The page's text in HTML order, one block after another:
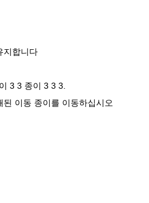
지합니다
3 3 종이 3 3 3.
이동 종이를 이동하십시오